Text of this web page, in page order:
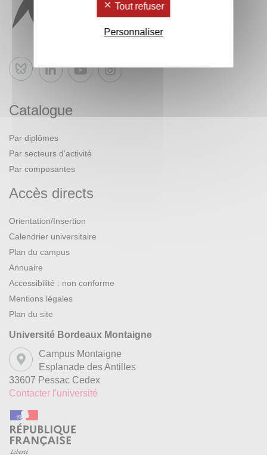
Bluesky
Catalogue
Par diplômes
Par secteurs d’activité
Par composantes
Accès directs
Orientation/Insertion
Calendrier universitaire
Plan du campus
Annuaire
Accessibilité : non conforme
Mentions légales
Plan du site
Université Bordeaux Montaigne
Campus Montaigne
Esplanade des Antilles
33607 Pessac Cedex
Contacter l'université
Tout refuser
Personnaliser